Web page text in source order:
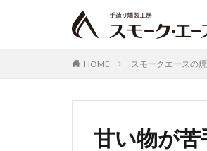
HOME スモークエースの
甘い物が